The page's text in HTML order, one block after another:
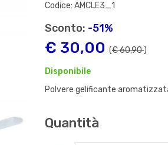
Codice: AMCLE3_1
Sconto: -51%
€ 30,00 (€ 60,90)
Disponibile
Polvere gelificante
Quantità